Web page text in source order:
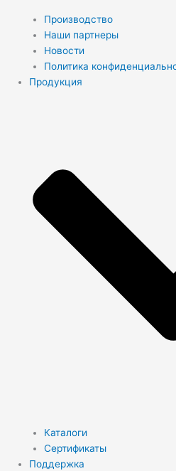
Производство
Наши партнеры
Новости
Политика
Продукция
Каталоги
Сертификаты
Поддержка